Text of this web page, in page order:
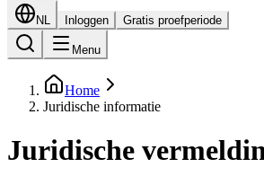
NL Inloggen Gratis proefperiode
Menu
Home
Juridische informatie
Juridische